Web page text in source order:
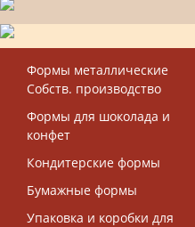
Формы металлические
Собств. производство
Формы для шоколада и
конфет
Кондитерские формы
Бумажные формы
Упаковка и коробки для